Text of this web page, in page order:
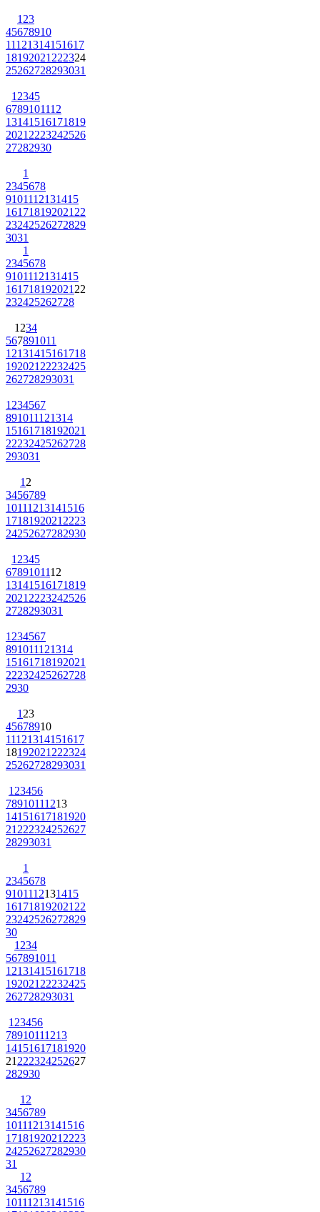
1 23
45678910
11121314151617
18192021 222324
25262728293031
1 2345
6789101112
13141516171819
2021 2223242526
27282930
1
2345678
9101112131415
161718192021 22
23242526272829
3031
1
2345678
9101112131415
161718192021 22
232425262728
1 234
567891011
12131415161718
192021 22232425
262728293031
1 234567
891011121314
15161718192021
22232425262728
293031
1 2
3456789
10111213141516
1718192021 2223
24252627282930
1 2345
6789101112
13141516171819
2021 2223242526
2728293031
1 234567
891011121314
15161718192021
22232425262728
2930
1 23
45678910
11121314151617
18192021 222324
25262728293031
1 23456
78910111213
14151617181920
21 222324252627
28293031
1
2345678
9101112131415
161718192021 22
23242526272829
30
1 234
567891011
12131415161718
192021 22232425
262728293031
1 23456
78910111213
14151617181920
21 222324252627
282930
1 2
3456789
10111213141516
1718192021 2223
24252627282930
31
1 2
3456789
10111213141516